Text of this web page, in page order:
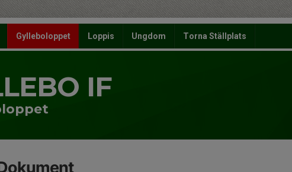
Gylleboloppet Loppis Ungdom Torna Ställplats
IF